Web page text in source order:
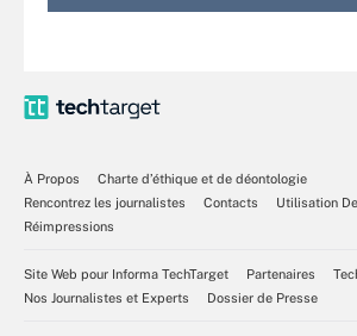
À Propos
Charte d’éthique et de déontologie
Rencontrez les journalistes
Contacts
Utilisation
Réimpressions
Site Web pour Informa TechTarget Partenaires
Nos Journalistes et Experts
Dossier de Presse